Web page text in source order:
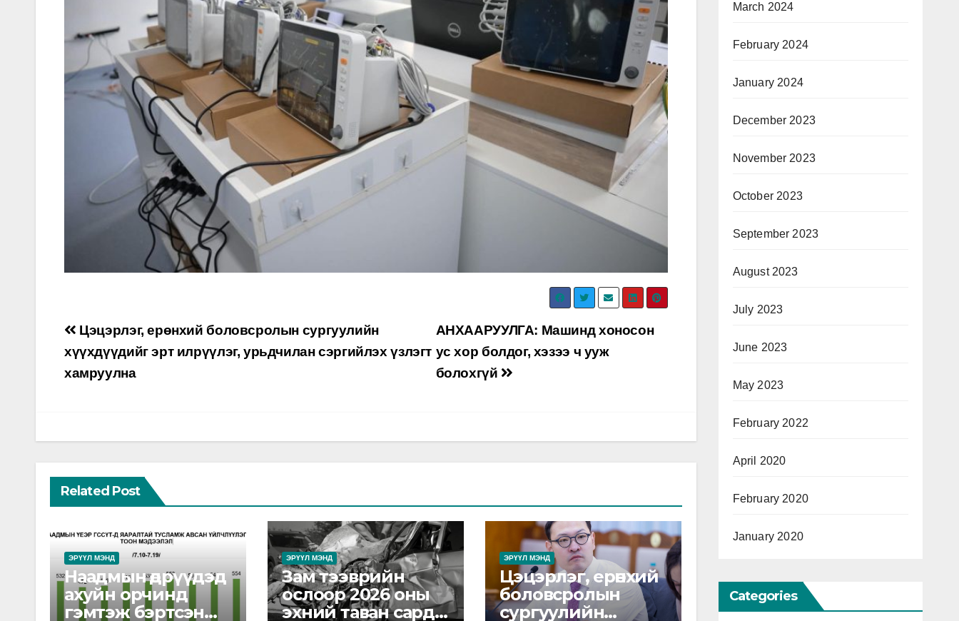
Post
navigation
АНХААРУУЛГА: Машинд хоносон
ус хор болдог, хэзээ ч ууж
болохгүй
Цэцэрлэг, ерөнхий боловсролын сургуулийн
хүүхдүүдийг эрт илрүүлэг, урьдчилан сэргийлэх үзлэгт
хамруулна
Related Post
ЭРҮҮЛ МЭНД
Наадмын өдрүүдэд
ахуйн орчинд
гэмтэж бэртсэн
ЭРҮҮЛ МЭНД
Зам тээврийн
ослоор 2026 оны
эхний таван сард
ЭРҮҮЛ МЭНД
Цэцэрлэг, ерөнхий
боловсролын
сургуулийн
March 2024
February 2024
January 2024
December 2023
November 2023
October 2023
September 2023
August 2023
July 2023
June 2023
May 2023
February 2022
April 2020
February 2020
January 2020
Categories